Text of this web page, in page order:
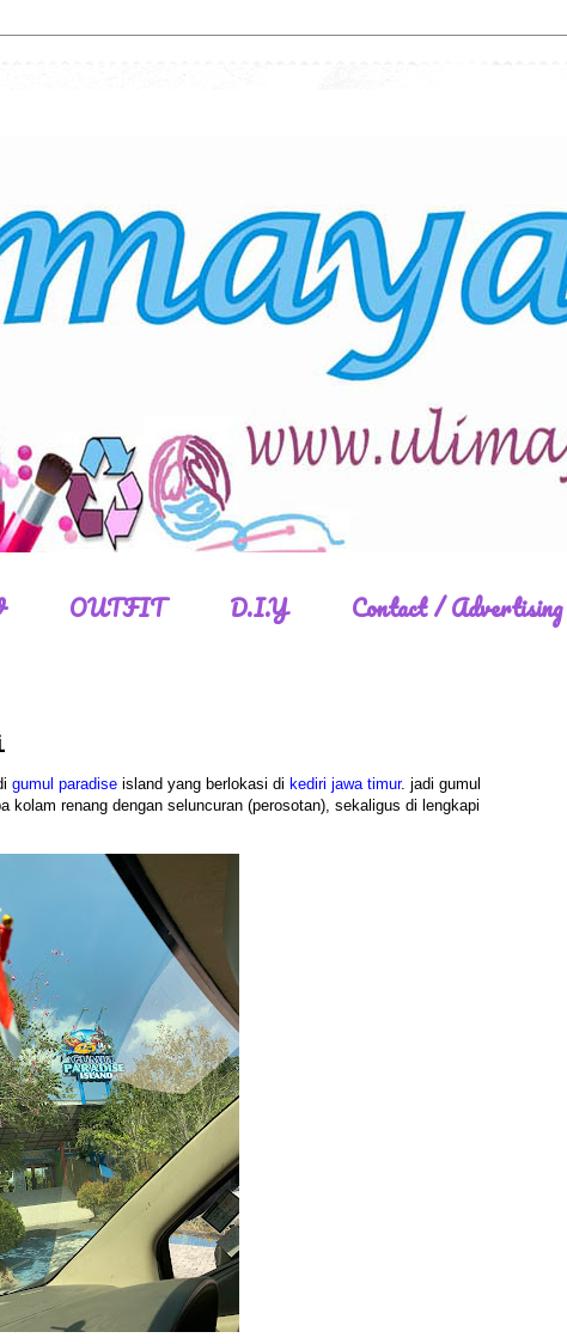
OUTFIT D.I.Y Contact / Advertising
gumul paradise island yang berlokasi di kediri jawa timur. jadi gumul
kolam renang dengan seluncuran (perosotan), sekaligus di lengkapi